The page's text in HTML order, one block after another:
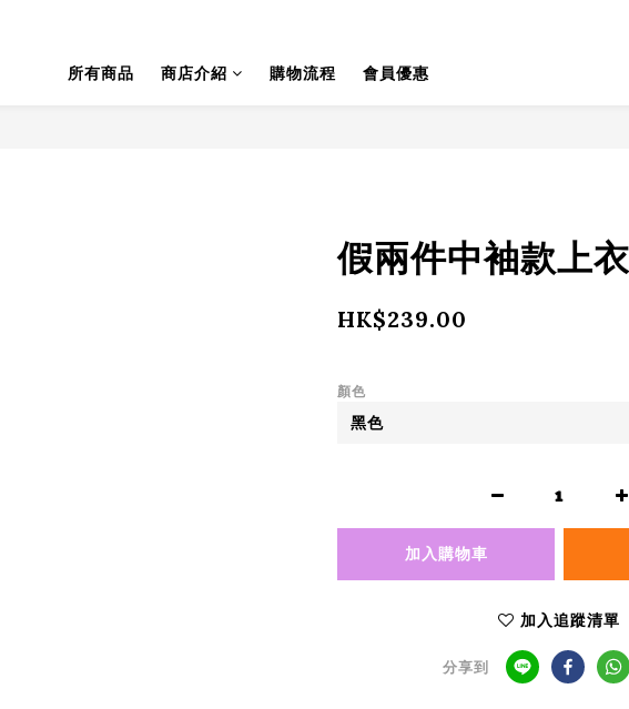
所有商品
商店介紹 購物流程 會員優惠
假兩件中袖款上
HK$239.00
顏色
加入購物車
加入追蹤清單
分享到